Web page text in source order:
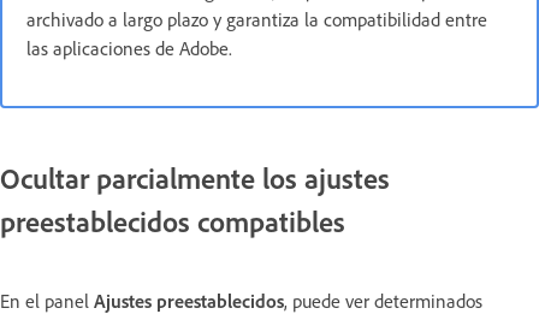
archivado a largo plazo y garantiza la compatibilidad entre
las aplicaciones de Adobe.
Ocultar parcialmente los ajustes
preestablecidos compatibles
En el panel Ajustes preestablecidos, puede ver determinados